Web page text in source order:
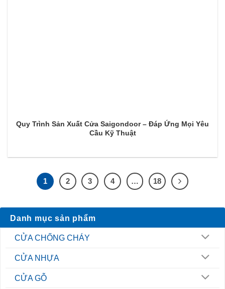
Quy Trình Sản Xuất Cửa Saigondoor – Đáp Ứng Mọi Yêu
Cầu Kỹ Thuật
1 2 3 4 … 18
Danh mục sản phẩm
CỬA CHỐNG CHÁY
CỬA NHỰA
CỬA GỖ